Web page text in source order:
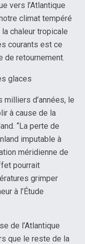
vers l’Atlantique
climat tempéré
chaleur tropicale
courants est ce
de retournement.
glaces
d’années, le
à cause de la
“La perte de
imputable à
méridienne de
pourrait
grimper
à l’Étude
de l’Atlantique
que le reste de la